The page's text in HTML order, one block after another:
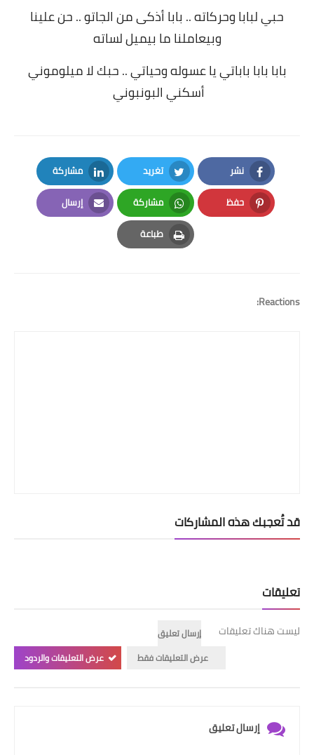
حبي لبابا وحركاته .. بابا أذكى من الجاتو .. حن علينا
وبيعاملنا ما بيميل لساته
بابا بابا باباتي يا عسوله وحياتي .. حبك لا ميلوموني
أسكني البونبوني
نشر
Facebook
تغريد
Twitter
مشاركة
LinkedIn
حفظ
Pinterest
مشاركة
Whatsapp
إرسال
Email
طباعة
Print
Reactions:
قد تُعجبك هذه المشاركات
تعليقات
ليست هناك تعليقات
إرسال تعليق
عرض التعليقات فقط
عرض التعليقات والردود
إرسال تعليق